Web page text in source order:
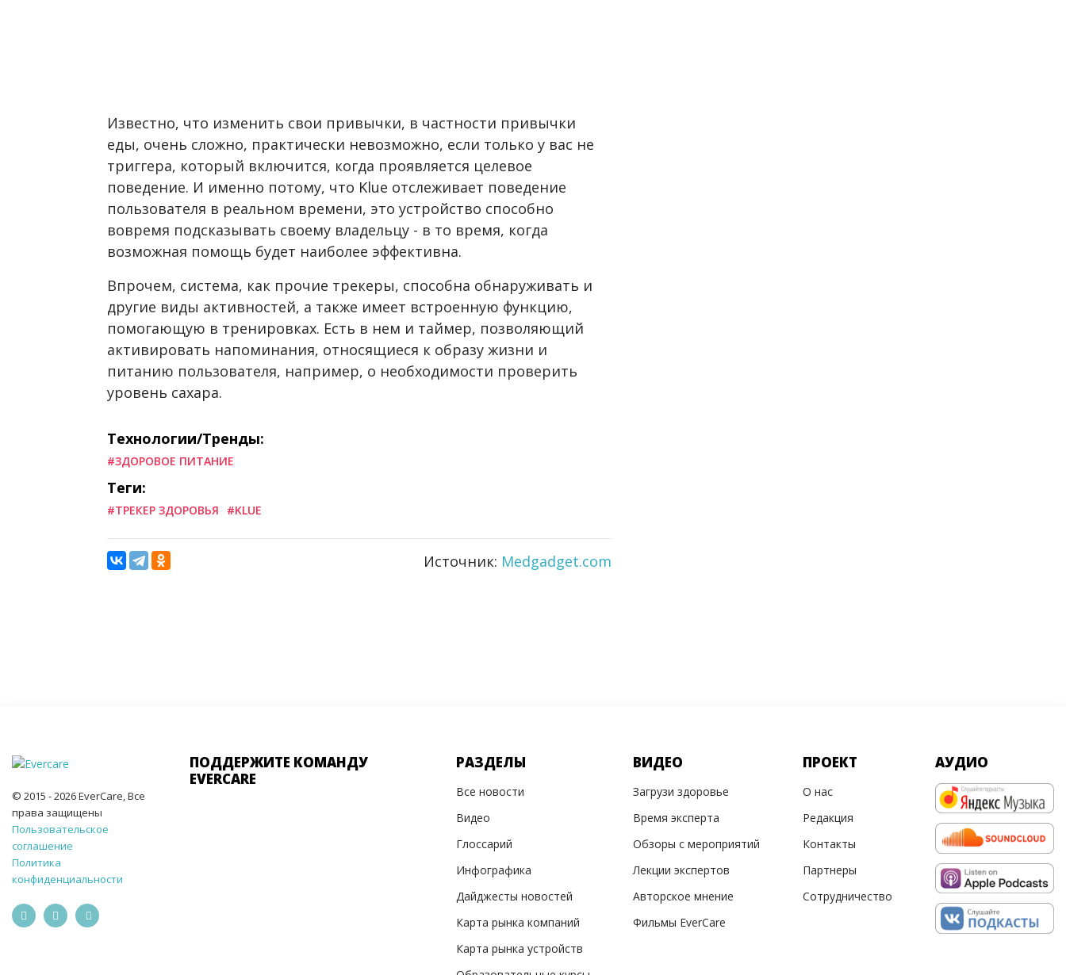
Известно, что изменить свои привычки, в частности привычки
еды, очень сложно, практически невозможно, если только у вас не
триггера, который включится, когда проявляется целевое
поведение. И именно потому, что Klue отслеживает поведение
пользователя в реальном времени, это устройство способно
вовремя подсказывать своему владельцу - в то время, когда
возможная помощь будет наиболее эффективна.
Впрочем, система, как прочие трекеры, способна обнаруживать и
другие виды активностей, а также имеет встроенную функцию,
помогающую в тренировках. Есть в нем и таймер, позволяющий
активировать напоминания, относящиеся к образу жизни и
питанию пользователя, например, о необходимости проверить
уровень сахара.
Технологии/Тренды:
#ЗДОРОВОЕ ПИТАНИЕ
Теги:
#ТРЕКЕР ЗДОРОВЬЯ #KLUE
Источник: Medgadget.com
© 2015 - 2026 EverCare, Все
права защищены
Пользовательское
соглашение
Политика
конфиденциальности
ПОДДЕРЖИТЕ КОМАНДУ
EVERCARE
РАЗДЕЛЫ
Все новости
Видео
Глоссарий
Инфографика
Дайджесты новостей
Карта рынка компаний
Карта рынка устройств
ВИДЕО
Загрузи здоровье
Время эксперта
Обзоры с мероприятий
Лекции экспертов
Авторское мнение
Фильмы EverCare
ПРОЕКТ
О нас
Редакция
Контакты
Партнеры
Сотрудничество
АУДИО